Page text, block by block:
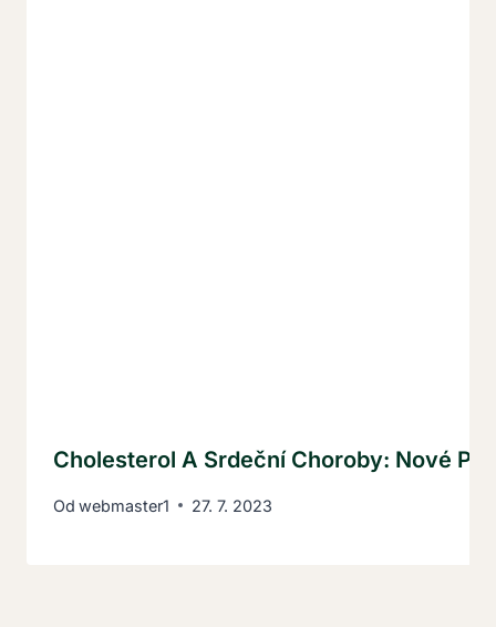
Cholesterol A Srdeční Choroby: Nové
Od webmaster1 27. 7. 2023